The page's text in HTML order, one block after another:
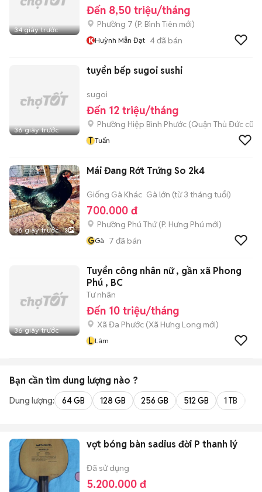
34 giây trước
Đến 8,50 triệu/tháng
Phường 7 (P. Bình Tiên mới)
Huỳnh Mẫn Đạt 4đã bán
36 giây trước
tuyển bếp sugoi sushi
sugoi
Đến 12 triệu/tháng
Phường Hiệp Bình Phước (Quận Thủ Đức cũ)
T Tuấn
36 giây trước 3
Mái Đang Rớt Trứng So 2k4
Giống Gà Khác Gà lớn (từ 3 tháng tuổi)
700.000 đ
Phường Phú Thứ(P. Hưng Phú mới)
GGà 7 đã bán
36 giây trước
Tuyển công nhân nữ , gần xã Phong
Phú , BC
Tư nhân
Đến 10 triệu/tháng
Xã Đa Phước (Xã Hưng Long mới)
L Lâm
Bạn cần tìm dung lượng nào ?
Dung lượng: 64 GB 128 GB 256 GB 512 GB 1 TB
vợt bóng bàn sadius đời P thanh lý
Đã sử dụng
5.200.000 đ